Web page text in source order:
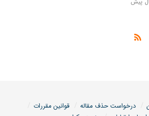
درخواست حذف مقاله
قوانین مقررات